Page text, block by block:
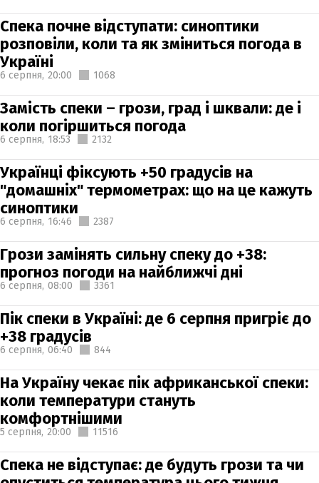
Спека почне відступати: синоптики
розповіли, коли та як зміниться погода в
Україні
6 серпня, 20:00 1068
Замість спеки – грози, град і шквали: де і
коли погіршиться погода
6 серпня, 18:53 2132
Українці фіксують +50 градусів на
"домашніх" термометрах: що на це кажуть
синоптики
6 серпня, 16:46 2387
Грози замінять сильну спеку до +38:
прогноз погоди на найближчі дні
6 серпня, 08:00 3361
Пік спеки в Україні: де 6 серпня пригріє до
+38 градусів
6 серпня, 06:40 844
На Україну чекає пік африканської спеки:
коли температури стануть
комфортнішими
5 серпня, 20:00 11516
Спека не відступає: де будуть грози та чи